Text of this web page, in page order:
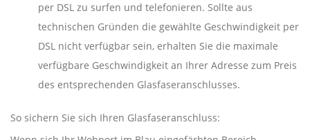
per DSL zu surfen und telefonieren. Sollte aus
technischen Gründen die gewählte Geschwindigkeit per
DSL nicht verfügbar sein, erhalten Sie die maximale
verfügbare Geschwindigkeit an Ihrer Adresse zum Preis
des entsprechenden Glasfaseranschlusses.
So sichern Sie sich Ihren Glasfaseranschluss: